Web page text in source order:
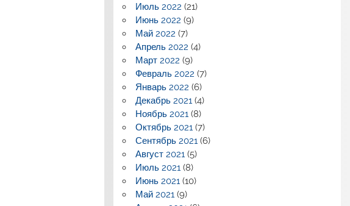
Июль 2022 (21)
Июнь 2022 (9)
Май 2022 (7)
Апрель 2022 (4)
Март 2022 (9)
Февраль 2022 (7)
Январь 2022 (6)
Декабрь 2021 (4)
Ноябрь 2021 (8)
Октябрь 2021 (7)
Сентябрь 2021 (6)
Август 2021 (5)
Июль 2021 (8)
Июнь 2021 (10)
Май 2021 (9)